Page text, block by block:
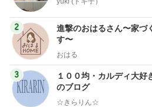
2
進撃のおはるさん〜家づ
す〜
おはる
3
１００均・カルディ大
のブログ
☆きらりん☆